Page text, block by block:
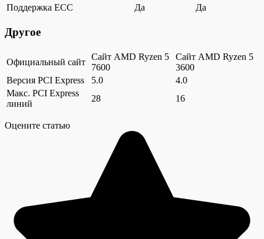
Поддержка ECC
Да Да
Другое
Официальный сайт
Сайт AMD Ryzen 5
7600
Сайт AMD Ryzen 5
3600
Версия PCI Express
5.0
4.0
Макс. PCI Express
линий
28 16
Оцените статью